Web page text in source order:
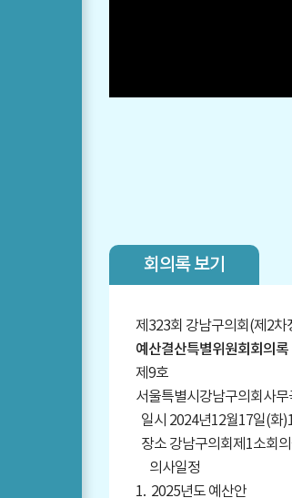
회의록 보기
제323회 강남구의회(제2차
예산결산특별위원회회의록
제9호
서울특별시강남구의회사무
일시 2024년12월17일(화
장소 강남구의회제1소회
의사일정
1. 2025년도 예산안